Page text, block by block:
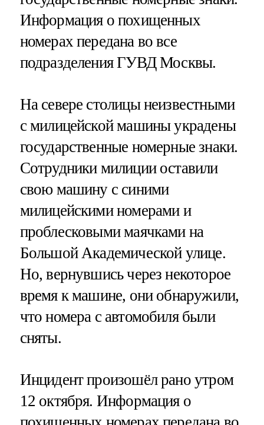
Информация о похищенных
номерах передана во все
подразделения ГУВД Москвы.
На севере столицы неизвестными
с милицейской машины украдены
государственные номерные знаки.
Сотрудники милиции оставили
свою машину с синими
милицейскими номерами и
проблесковыми маячками на
Большой Академической улице.
Но, вернувшись через некоторое
время к машине, они обнаружили,
что номера с автомобиля были
сняты.
Инцидент произошёл рано утром
12 октября. Информация о